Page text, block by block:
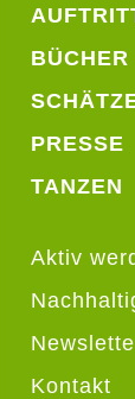
BÜCHER
PRESSE
TANZEN
Aktiv
Kontakt